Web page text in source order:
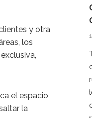
y otra
los
el espacio
la